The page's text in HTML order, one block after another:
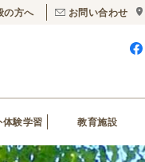
の方へ お問い合わせ
体験学習 教育施設